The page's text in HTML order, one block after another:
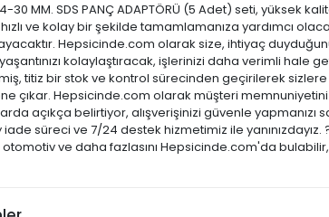
30 MM. SDS PANÇ ADAPTÖRÜ (5 Adet) seti, yüksek
ve kolay bir şekilde tamamlamanıza yardımcı
Hepsicinde.com olarak size, ihtiyaç
kolaylaştıracak, işlerinizi daha verimli hale
titiz bir stok ve kontrol sürecinden geçirilerek sizlere
çıkar. Hepsicinde.com olarak müşteri
açıkça belirtiyor, alışverişinizi güvenle
iade süreci ve 7/24 destek hizmetimiz ile
ve daha fazlasını Hepsicinde.com'da